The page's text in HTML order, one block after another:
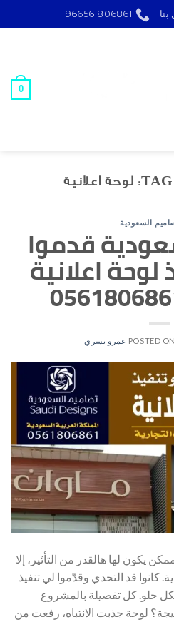
966561806861+
0
لوحة اعلانية
السعودية قدموا
اعلانية
POSTED ON عمرو يسري
يكون لها هالقدر من التأثير، إلا
كانوا قد التحدي وقدّموا لي تنفيذ
حلو. كل تفصيلة بالمشروع
لوحة جذبت الانتباه، رفعت من